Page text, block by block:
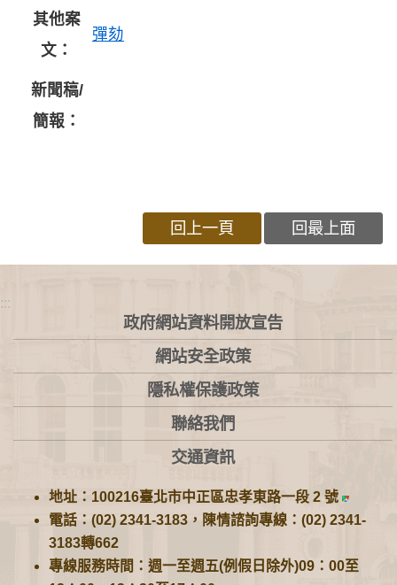
其他案
文：
彈劾
新聞稿/
簡報：
回上一頁 回最上面
:::
政府網站資料開放宣告
網站安全政策
隱私權保護政策
聯絡我們
交通資訊
地址：100216臺北市中正區忠孝東路一段 2 號
電話：(02) 2341-3183，陳情諮詢專線：(02) 2341-
3183轉662
專線服務時間：週一至週五(例假日除外)09：00至